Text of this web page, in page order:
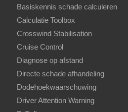
Basiskennis schade calculeren
Calculatie Toolbox
Crosswind Stabilisation
Cruise Control
Diagnose op afstand
Directe schade afhandeling
Dodehoekwaarschuwing
Driver Attention Warning